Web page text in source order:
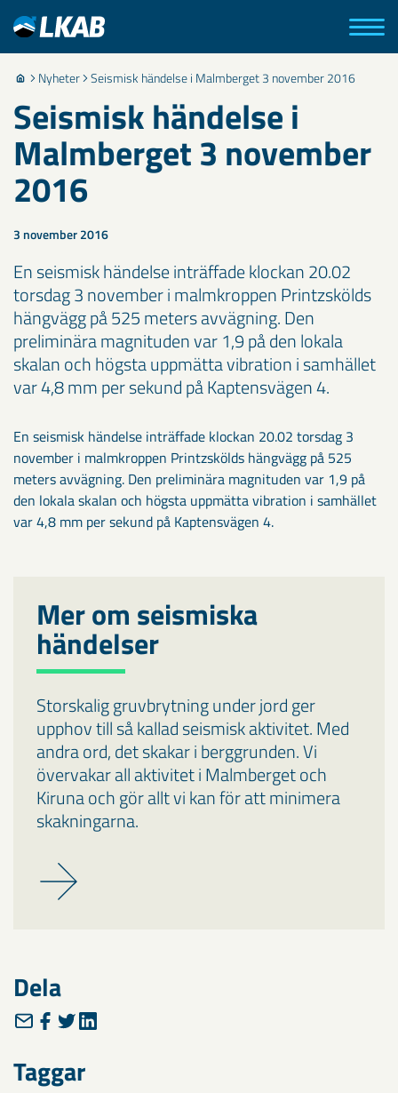
Nyheter Seismisk händelse i Malmberget 3 november 2016
Seismisk händelse i
Malmberget 3 november
2016
3 november 2016
En seismisk händelse inträffade klockan 20.02
torsdag 3 november i malmkroppen Printzskölds
hängvägg på 525 meters avvägning. Den
preliminära magnituden var 1,9 på den lokala
skalan och högsta uppmätta vibration i samhället
var 4,8 mm per sekund på Kaptensvägen 4.
En seismisk händelse inträffade klockan 20.02 torsdag 3
november i malmkroppen Printzskölds hängvägg på 525
meters avvägning. Den preliminära magnituden var 1,9 på
den lokala skalan och högsta uppmätta vibration i samhället
var 4,8 mm per sekund på Kaptensvägen 4.
Mer om seismiska
händelser
Storskalig gruvbrytning under jord ger
upphov till så kallad seismisk aktivitet. Med
andra ord, det skakar i berggrunden. Vi
övervakar all aktivitet i Malmberget och
Kiruna och gör allt vi kan för att minimera
skakningarna.
Dela
Taggar